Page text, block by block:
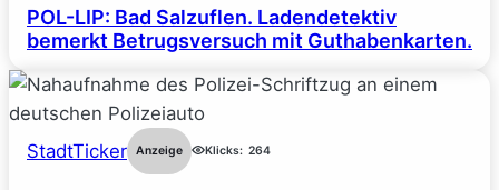
POL-LIP: Bad Salzuflen. Ladendetektiv
bemerkt Betrugsversuch mit Guthabenkarten.
StadtTicker Anzeige Klicks: 264